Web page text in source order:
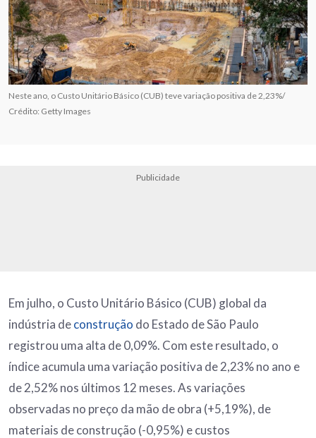
Neste ano, o Custo Unitário Básico (CUB) teve variação positiva de 2,23%/
Crédito: Getty Images
Publicidade
Em julho, o Custo Unitário Básico (CUB) global da
indústria deconstrução do Estado de São Paulo
registrou uma alta de 0,09%. Com este resultado, o
índice acumula uma variação positiva de 2,23% no ano e
de 2,52% nos últimos 12 meses. As variações
observadas no preço da mão de obra (+5,19%), de
materiais de construção (-0,95%) e custos